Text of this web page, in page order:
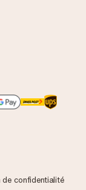
de confidentialité